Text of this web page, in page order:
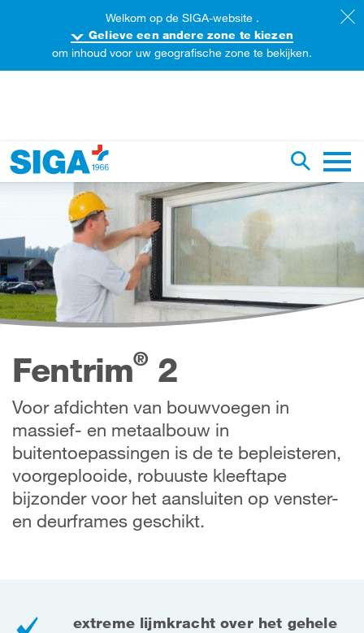
de website
Fentrim®2
Voor afdichten van bouwvoegen in
massief- en metaalbouw in
buitentoepassingen is de te bepleisteren,
voorgeplooide, robuuste kleeftape
bijzonder voor het aansluiten op venster-
en deurframes geschikt.
extreme lijmkracht over het gehele
Welkom op de SIGA-website .
Gelieve een andere zone te kiezen
om inhoud voor uw geografische zone te bekijken.